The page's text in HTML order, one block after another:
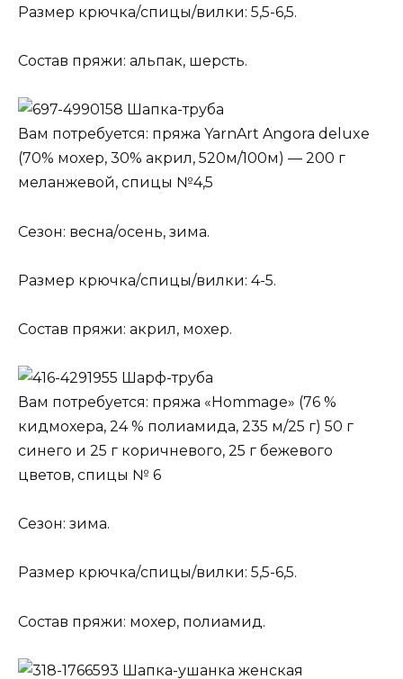
Размер крючка/спицы/вилки: 5,5-6,5.
Состав пряжи: альпак, шерсть.
Шапка-труба
Вам потребуется: пряжа YarnArt Angora deluxe
(70% мохер, 30% акрил, 520м/100м) — 200 г
меланжевой, спицы №4,5
Сезон: весна/осень, зима.
Размер крючка/спицы/вилки: 4-5.
Состав пряжи: акрил, мохер.
Шарф-труба
Вам потребуется: пряжа «Hommage» (76 %
кидмохера, 24 % полиамида, 235 м/25 г) 50 г
синего и 25 г коричневого, 25 г бежевого
цветов, спицы № 6
Сезон: зима.
Размер крючка/спицы/вилки: 5,5-6,5.
Состав пряжи: мохер, полиамид.
Шапка-ушанка женская